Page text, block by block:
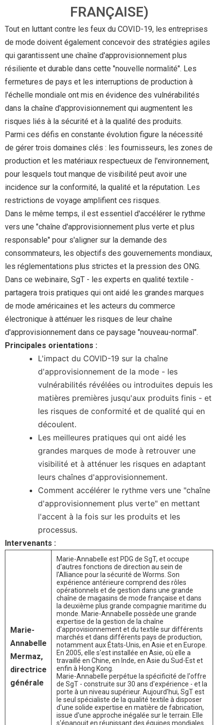
FRANÇAISE)
Tout en luttant contre les feux du COVID-19, les entreprises
de mode doivent également concevoir des stratégies agiles
qui garantissent une chaîne d'approvisionnement plus
résiliente et durable dans cette "nouvelle normalité". Les
fermetures de pays et les interruptions de production à
l'échelle mondiale ont mis en évidence des vulnérabilités
dans la chaîne d'approvisionnement qui augmentent les
risques liés à la sécurité et à la qualité des produits.
Parmi ces défis en constante évolution figure la nécessité
de gérer trois domaines clés : les fournisseurs, les zones de
production et les matériaux respectueux de l'environnement,
pour lesquels tout manque de visibilité peut avoir une
incidence sur la conformité, la qualité et la réputation. Les
restrictions de voyage amplifient ces risques.
Dans le même temps, il est essentiel d'accélérer le rythme
vers une "chaîne d'approvisionnement plus verte et plus
responsable" pour s'aligner sur la demande des
consommateurs, les objectifs des gouvernements mondiaux,
les réglementations plus strictes et la pression des ONG.
Dans ce webinaire, SgT - les experts en qualité textile -
partagera trois pratiques qui ont aidé les grandes marques
de mode américaines et les acteurs du commerce
électronique à atténuer les risques de leur chaîne
d'approvisionnement dans ce paysage "nouveau-normal".
Principales orientations :
L'impact du COVID-19 sur la chaîne
d'approvisionnement de la mode - les
vulnérabilités révélées ou introduites depuis les
matières premières jusqu'aux produits finis - et
les risques de conformité et de qualité qui en
découlent.
Les meilleures pratiques qui ont aidé les
grandes marques de mode à retrouver une
visibilité et à atténuer les risques en adaptant
leurs chaînes d'approvisionnement.
Comment accélérer le rythme vers une "chaîne
d'approvisionnement plus verte" en mettant
l'accent à la fois sur les produits et les
processus.
Intervenants :
Marie-
Annabelle
Mermaz,
directrice
générale
Marie-Annabelle est PDG de SgT, et occupe
d'autres fonctions de direction au sein de
l'Alliance pour la sécurité de Worms. Son
expérience antérieure comprend des rôles
opérationnels et de gestion dans une grande
chaîne de magasins de mode française et dans
la deuxième plus grande compagnie maritime du
monde. Marie-Annabelle possède une grande
expertise de la gestion de la chaîne
d'approvisionnement et du textile sur différents
marchés et dans différents pays de production,
notamment aux États-Unis, en Asie et en Europe.
En 2005, elle s'est installée en Asie, où elle a
travaillé en Chine, en Inde, en Asie du Sud-Est et
enfin à Hong Kong.
Marie-Annabelle perpétue la spécificité de l'offre
de SgT - construite sur 30 ans d'expérience - et la
porte à un niveau supérieur. Aujourd'hui, SgT est
le seul spécialiste de la qualité textile à disposer
d'une solide expertise en matière de fabrication,
issue d'une approche inégalée sur le terrain. Elle
s'épanouit en réunissant des équipes mondiales